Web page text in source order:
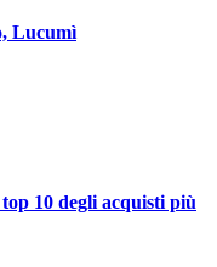
Lucumì
10 degli acquisti più